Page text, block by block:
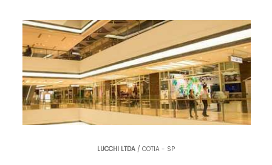
LUCCHI LTDA / COTIA - SP